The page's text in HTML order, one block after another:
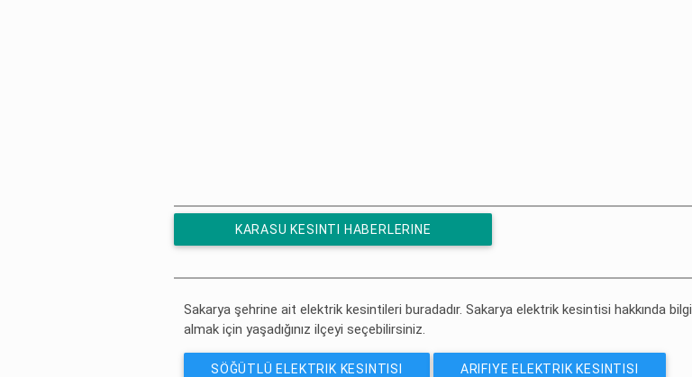
KARASU KESINTI HABERLERINE
Sakarya şehrine ait elektrik kesintileri buradadır. Sakarya elektrik kesintisi hakkında bilgi
almak için yaşadığınız ilçeyi seçebilirsiniz.
SÖĞÜTLÜ ELEKTRIK KESINTISI ARIFIYE ELEKTRIK KESINTISI